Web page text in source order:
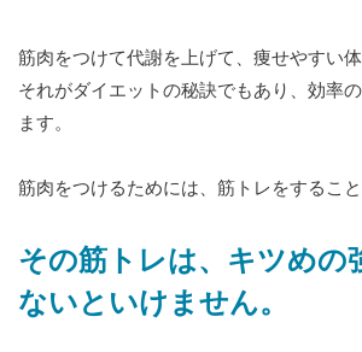
筋肉をつけて代謝を上げて、痩せやすい体
それがダイエットの秘訣でもあり、効率
ます。
筋肉をつけるためには、筋トレをすること
その筋トレは、キツめの
ないといけません。